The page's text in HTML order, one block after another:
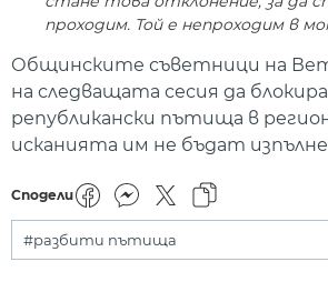
проходим. Той е непроходим в
Общинските съветници на
на следващата сесия да
републикански пътища в
исканията им не бъдат
Сподели
#разбити пътища